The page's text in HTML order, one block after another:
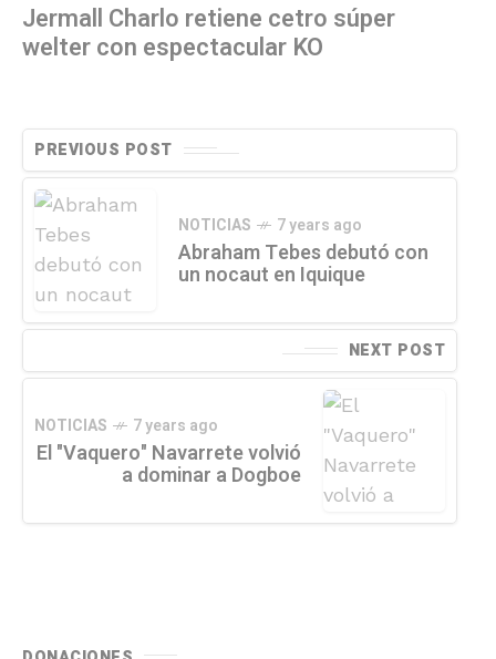
Jermall Charlo retiene cetro súper
welter con espectacular KO
PREVIOUS POST
NOTICIAS 7 years ago
Abraham Tebes debutó con
un nocaut en Iquique
NEXT POST
NOTICIAS 7 years ago
El "Vaquero" Navarrete volvió
a dominar a Dogboe